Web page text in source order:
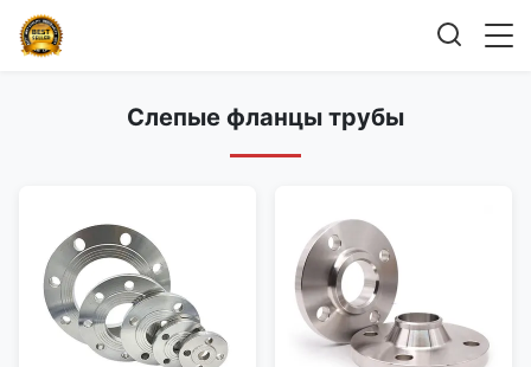
Слепые фланцы трубы